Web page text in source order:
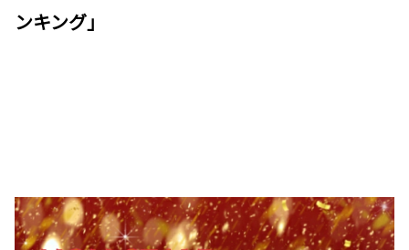
ンキング」